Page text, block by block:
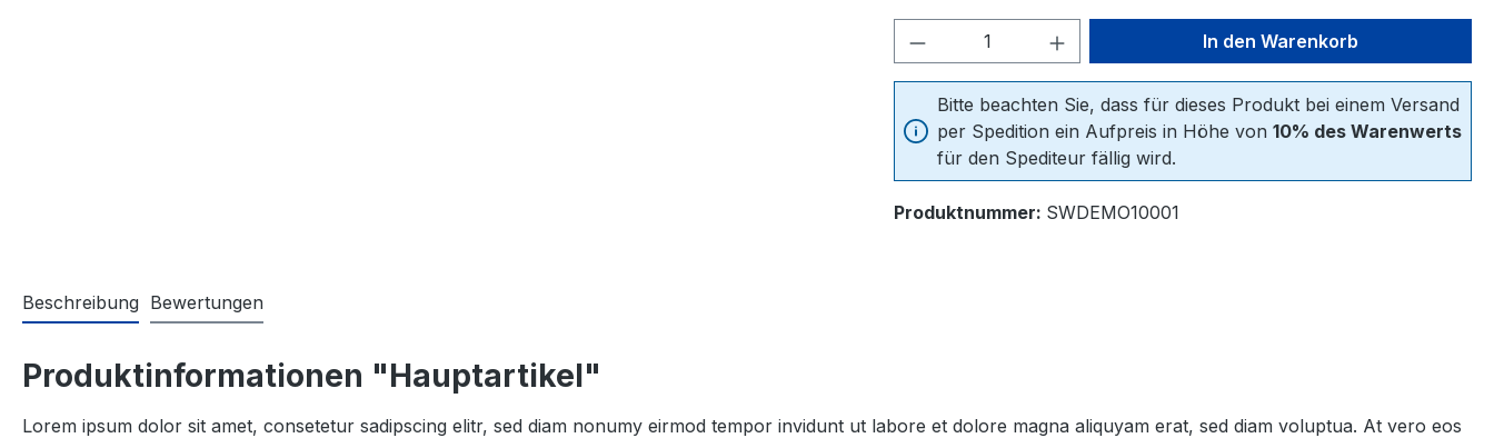
Produkt Anzahl: Gib den gewünschten Wert
In den Warenkorb
Bitte beachten Sie, dass für dieses Produkt bei einem Versand
per Spedition ein Aufpreis in Höhe von 10% des Warenwerts
für den Spediteur fällig wird.
Produktnummer: SWDEMO10001
Beschreibung Bewertungen
Produktinformationen "Hauptartikel"
Lorem ipsum dolor sit amet, consetetur sadipscing elitr, sed diam nonumy eirmod tempor invidunt ut labore et dolore magna aliquyam erat, sed diam voluptua. At vero eos